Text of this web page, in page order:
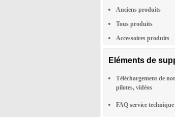
Anciens produits
Tous produits
Accessoires produits
Eléments de
Téléchargement de
pilotes, vidéos
FAQ service technique